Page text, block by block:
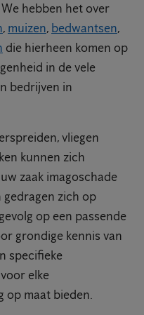
hebben het over
, muizen, bedwantsen,
die hierheen komen op
in de vele
bedrijven in
vliegen
kunnen zich
zaak imagoschade
zich op
op een passende
grondige kennis van
specifieke
elke
op maat bieden.